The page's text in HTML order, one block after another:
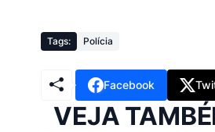
Tags: Polícia
Facebook
VEJA